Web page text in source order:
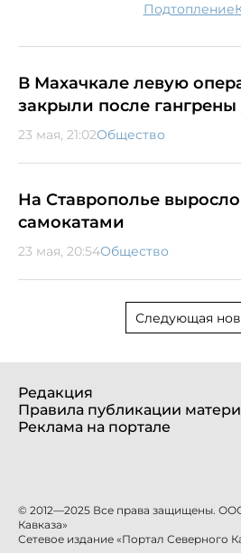
подтопление
В Махачкале левую
закрыли после гангрены
23 мая, 21:02Общество
На Ставрополье
самокатами
23 мая, 20:54Общество
Следующая
Редакция
Правила публикации
Реклама на портале
© 2012—2025 Все права защищены.
Кавказа»
Сетевое издание «Портал Северного